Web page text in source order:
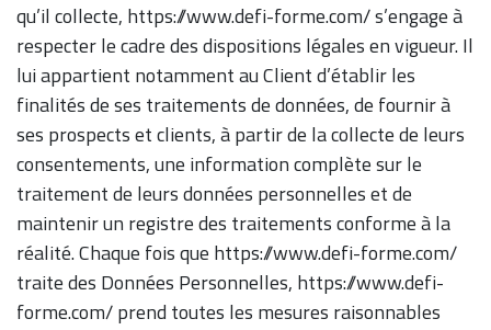
qu’il collecte, https://www.defi-forme.com/ s’engage à
respecter le cadre des dispositions légales en vigueur. Il
lui appartient notamment au Client d’établir les
finalités de ses traitements de données, de fournir à
ses prospects et clients, à partir de la collecte de leurs
consentements, une information complète sur le
traitement de leurs données personnelles et de
maintenir un registre des traitements conforme à la
réalité. Chaque fois que https://www.defi-forme.com/
traite des Données Personnelles, https://www.defi-
forme.com/ prend toutes les mesures raisonnables